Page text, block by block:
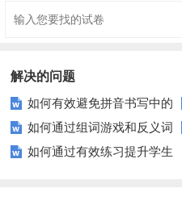
解决的问题
如何有效避免拼音书写中的
常见错误？
如何通过组词游戏和反义词
记忆提升孩子的语言能力？
如何通过有效练习提升学生